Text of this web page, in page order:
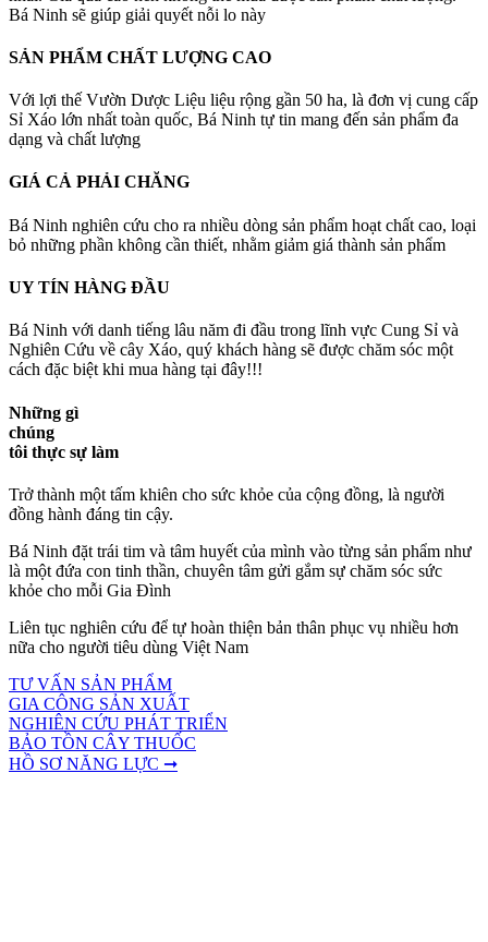
Bá Ninh sẽ giúp giải quyết nỗi lo này
SẢN PHẨM CHẤT LƯỢNG CAO
Với lợi thế Vườn Dược Liệu liệu rộng gần 50 ha, là đơn vị cung cấp
Sỉ Xáo lớn nhất toàn quốc, Bá Ninh tự tin mang đến sản phẩm đa
dạng và chất lượng
GIÁ CẢ PHẢI CHĂNG
Bá Ninh nghiên cứu cho ra nhiều dòng sản phẩm hoạt chất cao, loại
bỏ những phần không cần thiết, nhằm giảm giá thành sản phẩm
UY TÍN HÀNG ĐẦU
Bá Ninh với danh tiếng lâu năm đi đầu trong lĩnh vực Cung Sỉ và
Nghiên Cứu về cây Xáo, quý khách hàng sẽ được chăm sóc một
cách đặc biệt khi mua hàng tại đây!!!
Những gì
chúng
tôi thực sự làm
Trở thành một tấm khiên cho sức khỏe của cộng đồng, là người
đồng hành đáng tin cậy.
Bá Ninh đặt trái tim và tâm huyết của mình vào từng sản phẩm như
là một đứa con tinh thần, chuyên tâm gửi gắm sự chăm sóc sức
khỏe cho mỗi Gia Đình
Liên tục nghiên cứu để tự hoàn thiện bản thân phục vụ nhiều hơn
nữa cho người tiêu dùng Việt Nam
TƯ VẤN SẢN PHẨM
GIA CÔNG SẢN XUẤT
NGHIÊN CỨU PHÁT TRIỂN
BẢO TỒN CÂY THUỐC
HỒ SƠ NĂNG LỰC ➞